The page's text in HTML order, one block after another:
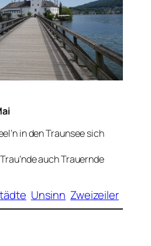
in den Traunsee sich
auch Trauernde
Unsinn Zweizeiler